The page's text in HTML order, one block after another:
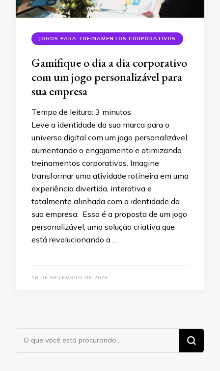
JOGOS PARA TREINAMENTOS CORPORATIVOS
Gamifique o dia a dia corporativo
com um jogo personalizável para
sua empresa
Tempo de leitura: 3 minutos
Leve a identidade da sua marca para o
universo digital com um jogo personalizável,
aumentando o engajamento e otimizando
treinamentos corporativos. Imagine
transformar uma atividade rotineira em uma
experiência divertida, interativa e
totalmente alinhada com a identidade da
sua empresa. Essa é a proposta de um jogo
personalizável, uma solução criativa que
está revolucionando a …
16 DE SETEMBRO DE 2025
Procurando
algo?